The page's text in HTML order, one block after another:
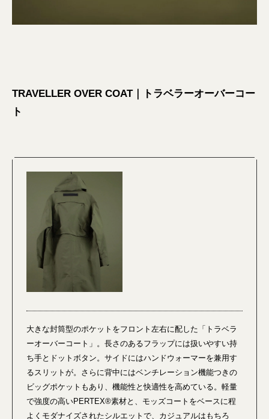
TRAVELLER OVER COAT｜トラベラーオーバーコー
ト
大きな封筒型のポケットをフロント左右に配した「トラベラ
ーオーバーコート」。長さのあるフラップには扱いやすい持
ち手とドットボタン。サイドにはハンドウォーマーを兼用す
るスリットが。さらに背中にはベンチレーション機能つきの
ビッグポケットもあり、機能性と快適性を高めている。軽量
で強度の高いPERTEX®︎素材と、モッズコートをベースに程
よくモダナイズされたシルエットで、カジュアルはもちろ